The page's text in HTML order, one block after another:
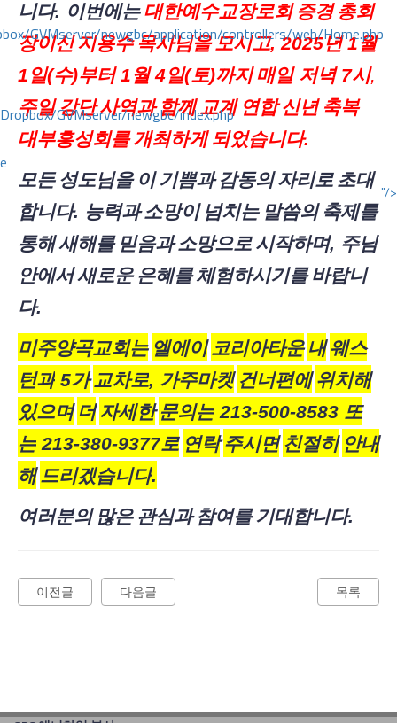
GVMserver/newgbc/application/controllers/web/Home.php
GVMserver/newgbc/index.php
"/>
니다. 이번에는 대한예수교장로회 증경 총회
장이신 지용수목사님을모시고,2025년1월
1 일(수)부터1월4일(토)까지 매일저녁7시,
주일강단사역과함께교계 연합 신년 축복
대부흥성회를 개최하게 되었습니다.
모든 성도님을 이 기쁨과 감동의 자리로 초대
합니다. 능력과 소망이 넘치는 말씀의 축제를
통해새해를 믿음과 소망으로 시작하며, 주님
안에서새로운 은혜를체험하시기를 바랍니
다.
미주양곡교회는 엘에이 코리아타운 내 웨스
턴과 5가 교차로, 가주마켓 건너편에 위치해
있으며 더 자세한 문의는 213-500-8583 또
는 213-380-9377로 연락 주시면 친절히 안내
해 드리겠습니다.
여러분의 많은 관심과 참여를 기대합니다.
다음글
이전글 목록